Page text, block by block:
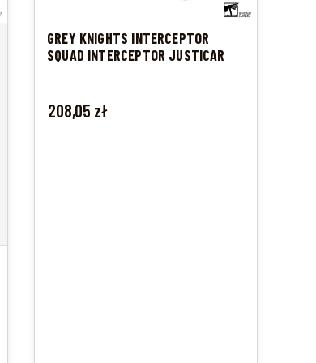
GREY KNIGHTS INTERCEPTOR
SQUAD INTERCEPTOR JUSTICAR
Cena
208,05 zł